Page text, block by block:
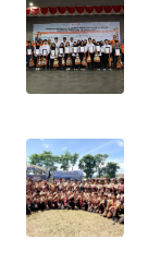
TENTANG
KAMI
MEDIA
SIBER
REDAKSI